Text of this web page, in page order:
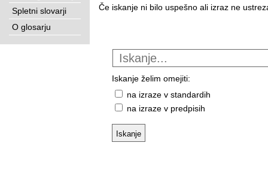
Spletni slovarji
O glosarju
Če iskanje ni bilo uspešno ali izraz ne
Iskanje želim omejiti:
na izraze v standardih
na izraze v predpisih